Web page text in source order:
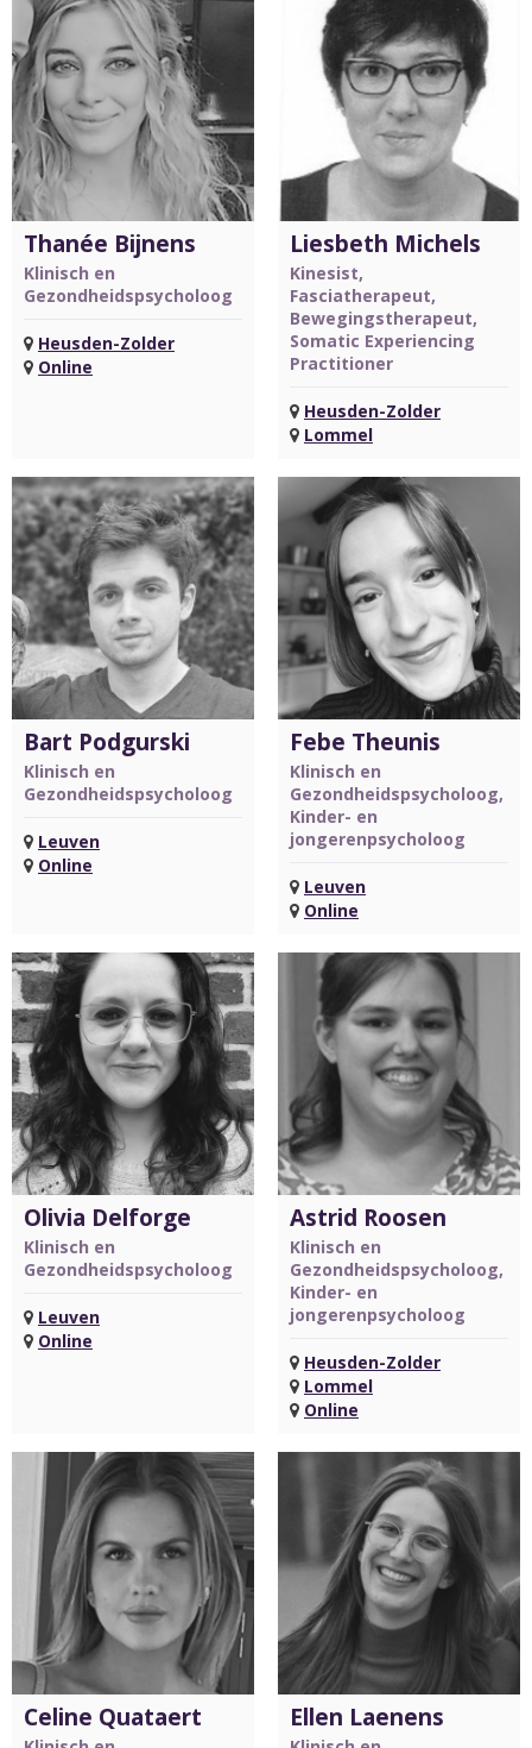
Thanée Bijnens
Klinisch en
Gezondheidspsycholoog
Heusden-Zolder
Online
Liesbeth Michels
Kinesist,
Fasciatherapeut,
Bewegingstherapeut,
Somatic Experiencing
Practitioner
Heusden-Zolder
Lommel
Bart Podgurski
Klinisch en
Gezondheidspsycholoog
Leuven
Online
Febe Theunis
Klinisch en
Gezondheidspsycholoog,
Kinder- en
jongerenpsycholoog
Leuven
Online
Olivia Delforge
Klinisch en
Gezondheidspsycholoog
Leuven
Online
Astrid Roosen
Klinisch en
Gezondheidspsycholoog,
Kinder- en
jongerenpsycholoog
Heusden-Zolder
Lommel
Online
Celine Quataert Ellen Laenens